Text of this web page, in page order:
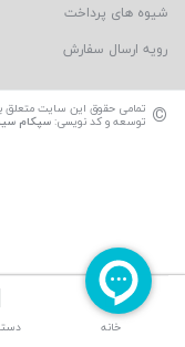
شیوه های پرداخت
رویه ارسال سفارش
© تمامی حقوق این سایت متعلق
توسعه و کد نویسی:سپکام
خانه